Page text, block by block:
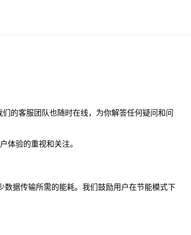
的客服团队也随时在线，为你解答任何疑问和问
体验的重视和关注。
数据传输所需的能耗。我们鼓励用户在节能模式下